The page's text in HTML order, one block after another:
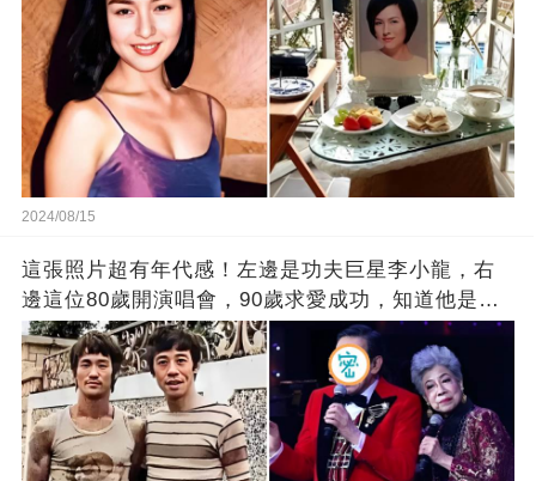
2024/08/15
這張照片超有年代感！左邊是功夫巨星李小龍，右
邊這位80歲開演唱會，90歲求愛成功，知道他是誰
嗎